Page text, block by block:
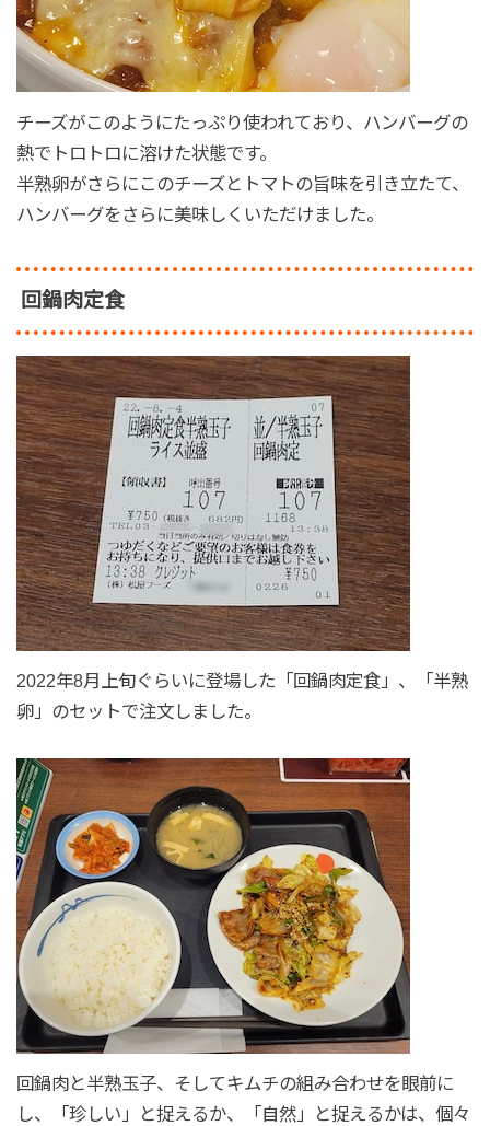
チーズがこのようにたっぷり使われており、ハンバーグの
熱でトロトロに溶けた状態です。
半熟卵がさらにこのチーズとトマトの旨味を引き立たて、
ハンバーグをさらに美味しくいただけました。
回鍋肉定食
2022年8月上旬ぐらいに登場した「回鍋肉定食」、「半熟
卵」のセットで注文しました。
回鍋肉と半熟玉子、そしてキムチの組み合わせを眼前に
し、「珍しい」と捉えるか、「自然」と捉えるかは、個々